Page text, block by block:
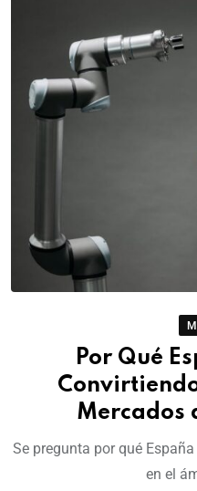
Por Qué
Mercados
Se pregunta por qué
en el